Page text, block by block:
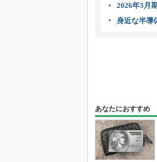
2026年3月
身近な半導
あなたにおすすめ